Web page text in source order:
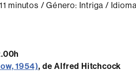
minutos / Género: Intriga /
1954), de Alfred Hitchcock